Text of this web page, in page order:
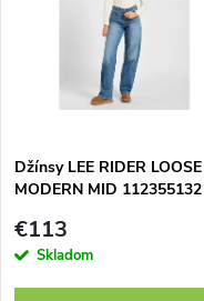
e
p
s
p
r
Džínsy LEE RIDER LOOSE
MODERN MID 112355132
€113
Skladom